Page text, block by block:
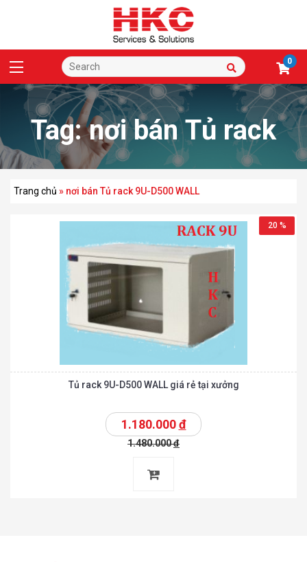
0
Tag:nơi bán Tủ rack
9U-D500 WALL
Trang chủ » nơi bán Tủ rack 9U-D500 WALL
20 %
Tủ rack 9U-D500 WALL giá rẻ tại xưởng
1.180.000đ
1.480.000đ